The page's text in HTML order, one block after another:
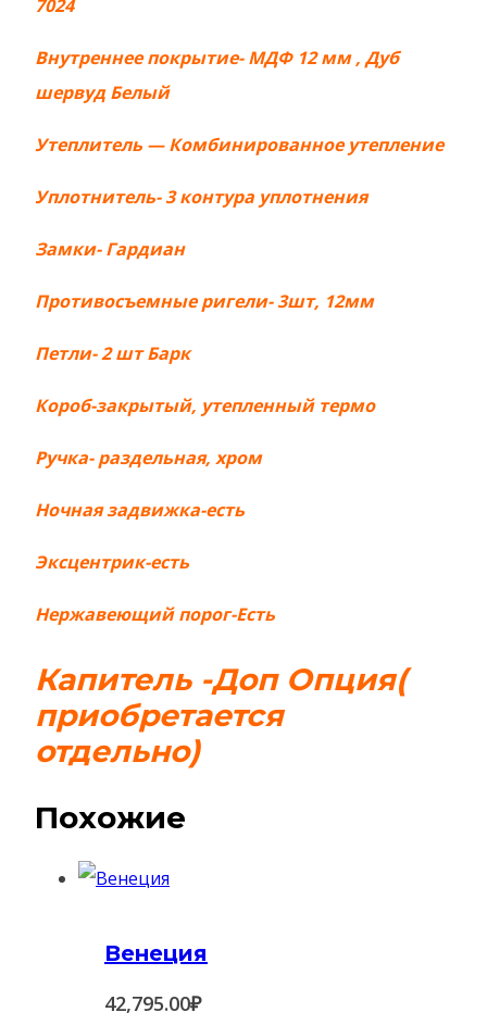
7024
Внутреннее покрытие- МДФ 12 мм , Дуб
шервуд Белый
Утеплитель — Комбинированное утепление
Уплотнитель- 3 контура уплотнения
Замки- Гардиан
Противосъемные ригели- 3шт, 12мм
Петли- 2 шт Барк
Короб-закрытый, утепленный термо
Ручка- раздельная, хром
Ночная задвижка-есть
Эксцентрик-есть
Нержавеющий порог-Есть
Капитель -Доп Опция(
приобретается
отдельно)
Похожие
Венеция
42,795.00₽